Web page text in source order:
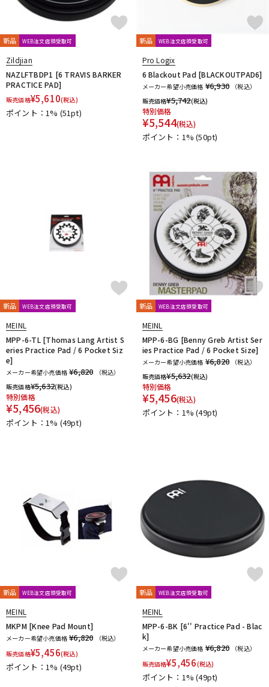
新品 WEB注文店頭受取可
Zildjian
NAZLFTBDP1 [6 TRAVIS BARKER
PRACTICE PAD]
販売価格¥5,610(税込)
ポイント：1% (51pt)
新品 WEB注文店頭受取可
Pro Logix
6 Blackout Pad [BLACKOUTPAD6]
メーカー希望小売価格 ¥6,930
（税込）
販売価格¥5,742(税込)
特別価格
¥5,544(税込)
ポイント：1%(50pt)
新品 WEB注文店頭受取可
MEINL
MPP-6-TL [Thomas Lang Artist S
eries Practice Pad / 6 Pocket Siz
e]
メーカー希望小売価格 ¥6,820
（税込）
販売価格¥5,632(税込)
特別価格
¥5,456(税込)
ポイント：1% (49pt)
新品 WEB注文店頭受取可
MEINL
MPP-6-BG [Benny Greb Artist Ser
ies Practice Pad / 6 Pocket Size]
メーカー希望小売価格 ¥6,820
（税込）
販売価格¥5,632(税込)
特別価格
¥5,456(税込)
ポイント：1%(49pt)
新品 WEB注文店頭受取可
MEINL
MKPM [Knee Pad Mount]
メーカー希望小売価格 ¥6,820
（税込）
販売価格¥5,456(税込)
ポイント：1% (49pt)
新品 WEB注文店頭受取可
MEINL
MPP-6-BK [6'' Practice Pad - Blac
k]
メーカー希望小売価格 ¥6,820
（税込）
販売価格¥5,456(税込)
ポイント：1%(49pt)